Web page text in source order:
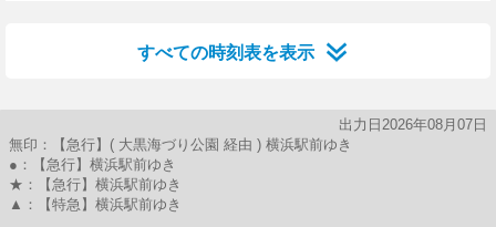
すべての時刻表を表示
出力日2026年08月07日
無印：【急行】( 大黒海づり公園 経由 ) 横浜駅前ゆき
●：【急行】横浜駅前ゆき
★：【急行】横浜駅前ゆき
▲：【特急】横浜駅前ゆき